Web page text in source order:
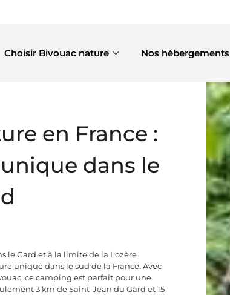
Choisir Bivouac nature Nos hébergements
en France :
dans le
le Gard et à la limite de la Lozère
unique dans le sud de la France. Avec
ce camping est parfait pour une
3 km de Saint-Jean du Gard et 15